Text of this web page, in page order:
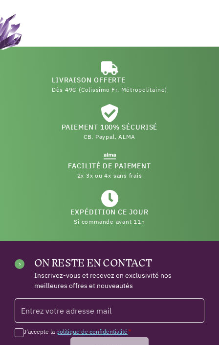
LIVRAISON OFFERTE
Dès 49€ (Colissimo Fr. Métropolitaine)
PAIEMENT 100% SÉCURISÉ
CB, Paypal, ALMA
FACILITÉ DE PAIEMENT
2x 3x ou 4x sans frais
EXPÉDITION CE JOUR
Si commande avant 11h
ON RESTE EN CONTACT
Inscrivez-vous et recevez en exclusivité nos
meilleures offres et nouveautés
J'accepte la politique de confidentialité *